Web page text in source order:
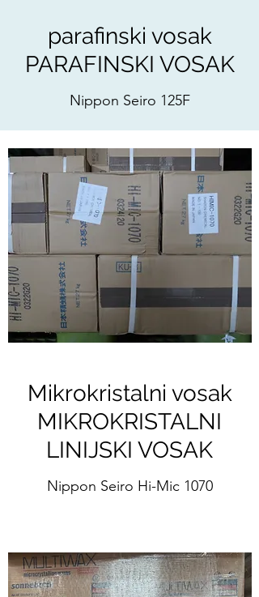
parafinski vosak
PARAFINSKI VOSAK
Nippon Seiro 125F
Mikrokristalni vosak
MIKROKRISTALNI
LINIJSKI VOSAK
Nippon Seiro Hi-Mic 1070